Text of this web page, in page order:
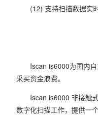
(12) 支持扫描数据实时
Iscan is6000为国内自
采买资金浪费。
Iscan is6000 非接触式
数字化扫描工作，提供一